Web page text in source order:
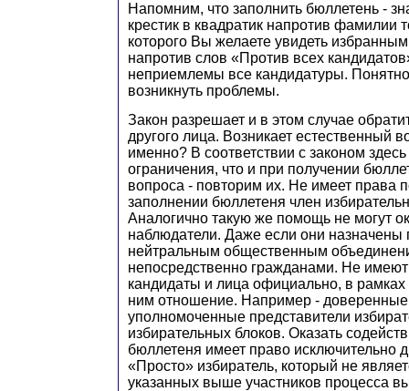
Напомним, что заполнить бюллетень -
крестик в квадратик напротив фамилии
которого Вы желаете увидеть
напротив слов «Против всех
неприемлемы все кандидатуры.
возникнуть проблемы.
Закон разрешает и в этом случае
другого лица. Возникает естественный
именно? В соответствии с законом
ограничения, что и при получении
вопроса - повторим их. Не имеет права
заполнении бюллетеня член
Аналогично такую же помощь не могут
наблюдатели. Даже если они назначены
нейтральным общественным
непосредственно гражданами. Не
кандидаты и лица официально, в
ним отношение. Например - доверенные
уполномоченные представители
избирательных блоков. Оказать
бюллетеня имеет право исключительно
«Просто» избиратель, который не
указанных выше участников процесса